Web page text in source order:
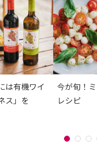
は有機ワイ
ス」を
今が旬！
レシピ